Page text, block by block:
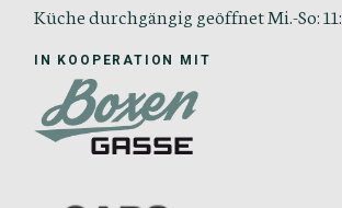
Küche durchgängig geöffnet Mi.-So:
IN KOOPERATION MIT